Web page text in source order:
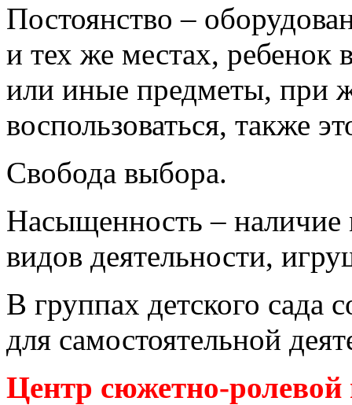
Постоянство –
и тех же местах, ребенок
или иные предметы, при
воспользоваться, также
Свобода выбора.
Насыщенность – наличие
видов деятельности,
В группах детского сада
для самостоятельной
Центр сюжетно-